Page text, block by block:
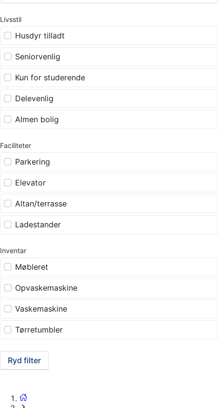
Livsstil
Husdyr tilladt
Seniorvenlig
Kun for studerende
Delevenlig
Almen bolig
Faciliteter
Parkering
Elevator
Altan/terrasse
Ladestander
Inventar
Møbleret
Opvaskemaskine
Vaskemaskine
Tørretumbler
Ryd filter